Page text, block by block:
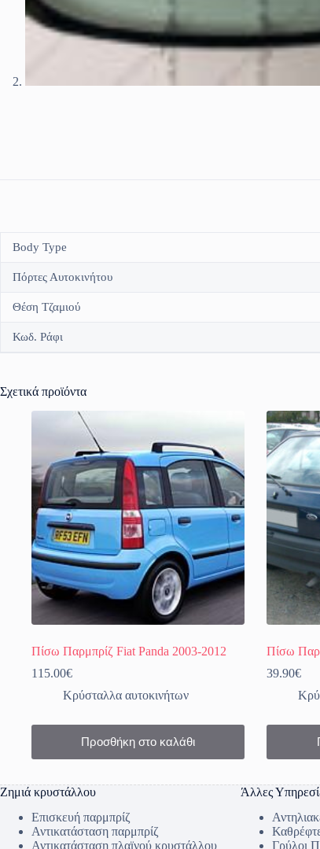
Body Type
Πόρτες Αυτοκινήτου
Θέση Τζαμιού
Κωδ. Ράφι
Σχετικά προϊόντα
Πίσω Παρμπρίζ Fiat Panda 2003-2012
115.00€
Κρύσταλλα αυτοκινήτων
Προσθήκη στο καλάθι
Πίσω
39.90€
Ζημιά κρυστάλλου
Επισκευή παρμπρίζ
Αντικατάσταση παρμπρίζ
Αντικατάσταση πλαϊνού κρυστάλλου
Άλλες
Γρύλοι